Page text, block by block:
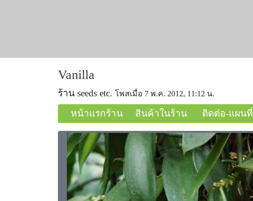
Vanilla
ร้าน seeds etc. โพสเมื่อ 7 พ.ค. 2012, 11:12 น.
หน้าแรกร้าน สินค้าในร้าน ติดต่อ-แผนที่